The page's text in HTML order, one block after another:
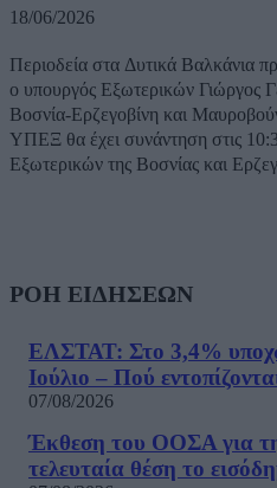
18/06/2026
Περιοδεία στα Δυτικά Βαλκάνια
ο υπουργός Εξωτερικών Γιώργος
Βοσνία-Ερζεγοβίνη και
ΥΠΕΞ θα έχει συνάντηση στις
Εξωτερικών της Βοσνίας και
ΡΟΗ ΕΙΔΗΣΕΩΝ
ΕΛΣΤΑΤ: Στο 3,4%
Ιούλιο – Πού
07/08/2026
Έκθεση του ΟΟΣΑ για
τελευταία θέση το